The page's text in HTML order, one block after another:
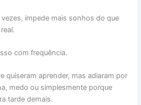
impede mais sonhos do que
com frequência.
quiseram aprender, mas adiaram por
medo ou simplesmente porque
tarde demais.